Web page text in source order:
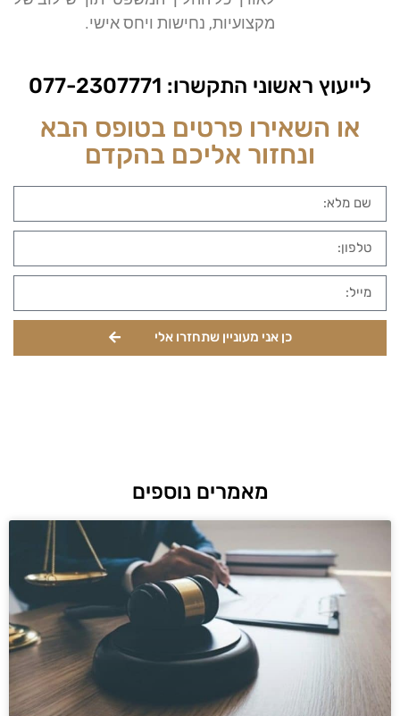
מקצועיות, נחישות ויחס אישי.
לייעוץ ראשוני התקשרו: 077-2307771
או השאירו פרטים בטופס הבא
ונחזור אליכם בהקדם
כן אני מעוניין שתחזרו אלי
מאמרים נוספים